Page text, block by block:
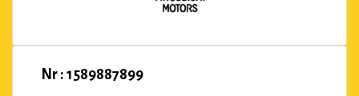
Nr : 1589887899